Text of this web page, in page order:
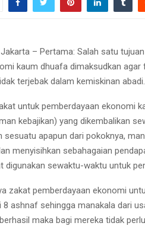
– Pertama: Salah satu
kaum dhuafa dimaksudkan
terjebak dalam kemiskinan abadi.
untuk pemberdayaan ekonomi
kebajikan) yang dikembalikan
sesuatu apapun dari pokoknya,
menyisihkan sebahagaian
digunakan sewaktu-waktu untuk
zakat pemberdayaan ekonomi
ashnaf sehingga manakala dari
maka bagi mereka tidak